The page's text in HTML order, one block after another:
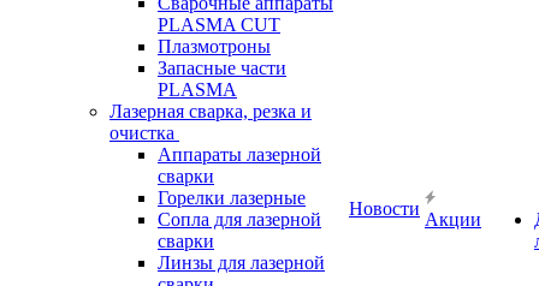
PLASMA CUT
Плазмотроны
Запасные части
PLASMA
Лазерная сварка, резка и
очистка
Аппараты лазерной
сварки
Горелки лазерные
Сопла для лазерной
сварки
Линзы для лазерной
Новости
Акции